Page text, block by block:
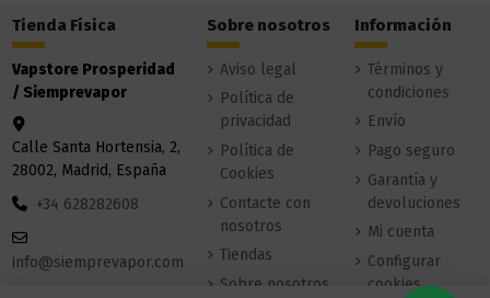
Tienda Física
Vapstore Prosperidad
/ Siemprevapor
Calle Santa Hortensia, 2,
28002, Madrid, España
+34 628282608
info@siemprevapor.com
Sobre nosotros
Aviso legal
Política de
privacidad
Política de
Cookies
Contacte con
nosotros
Tiendas
Sobre nosotros
Información
Términos y
condiciones
Envío
Pago seguro
Garantía y
devoluciones
Mi cuenta
Configurar
cookies